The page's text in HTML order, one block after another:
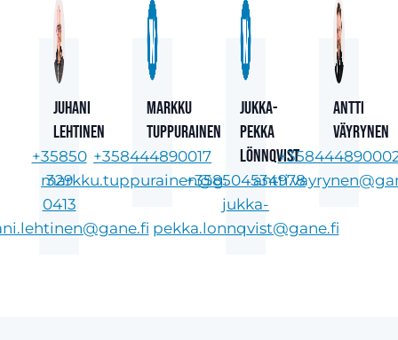
Juhani
Lehtinen
+35850
329
0413
Markku
Tuppurainen
+358444890017
markku.tuppurainen@gane.fi
Jukka-
Pekka
Lönnqvist
+358504534978
jukka-
pekka.lonnqvist@gane.fi
Antti
Väyrynen